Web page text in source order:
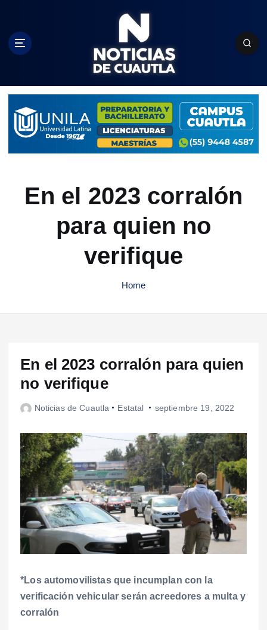
c
En el 2023 corralón
para quien no
verifique
Home
En el 2023 corralón para quien
no verifique
Noticias de Cuautla Estatal septiembre 19, 2022
*Los automovilistas que incumplan con la
verificación vehicular serán acreedores a multa y
corralón